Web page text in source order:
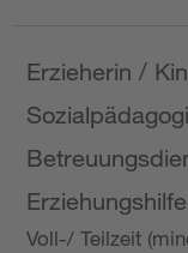
Erzieherin /
Erziehungshilfe
Voll-/ Teilzeit